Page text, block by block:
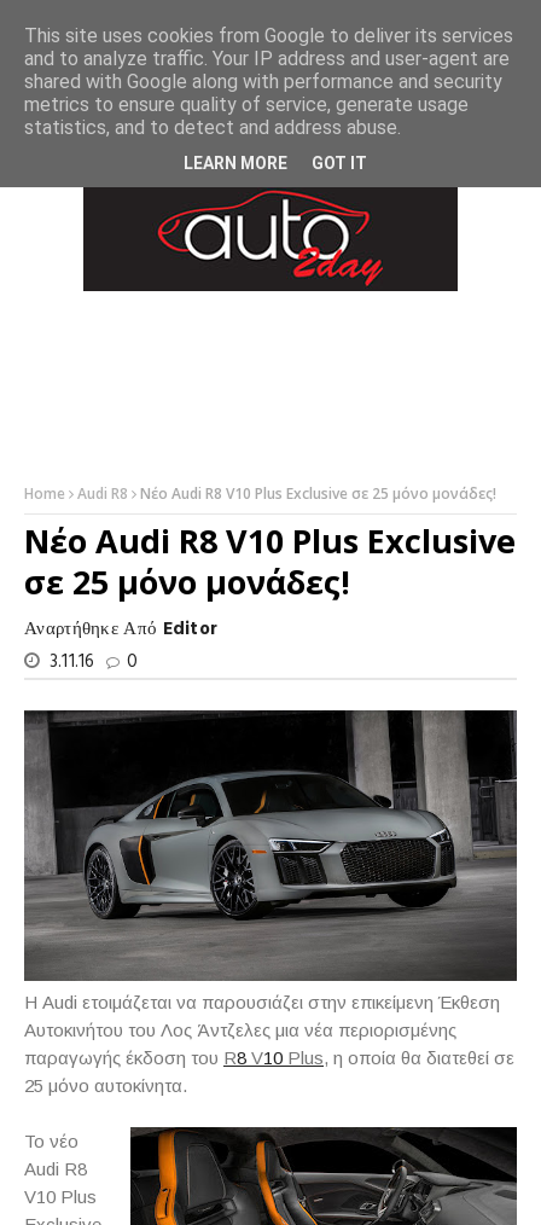
Home Audi R8 Νέο Audi R8 V10 Plus Exclusive σε 25 μόνο μονάδες!
Νέο Audi R8 V10 Plus Exclusive
σε 25 μόνο μονάδες!
Αναρτήθηκε Από Editor
3.11.16
0
Η Audi ετοιμάζεται να παρουσιάζει στην επικείμενη Έκθεση
Αυτοκινήτου του Λος Άντζελες μια νέα περιορισμένης
παραγωγής έκδοση του R8 V10 Plus, η οποία θα διατεθεί σε
25 μόνο αυτοκίνητα.
Το νέο
Audi R8
V10 Plus
This site uses cookies from Google to deliver its services
and to analyze traffic. Your IP address and user-agent are
shared with Google along with performance and security
metrics to ensure quality of service, generate usage
statistics, and to detect and address abuse.
LEARN MORE GOT IT